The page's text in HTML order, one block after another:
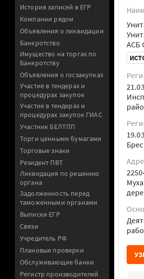
История записей в ЕГР
Компании рядом
Объявления о ликвидации
Банкротство
Имущество на торгах по
Банкротству
Объявления о госзакупках
Участие в тендерах и
процедурах закупок
Участие в тендерах и
процедурах закупок ГИАС
Участник БЕЛТПП
Торги ценными бумагами
Торговые знаки
Резидент ПВТ
Ликвидация по решению
органа
Задолженность перед
таможенными органами
Выписки ЕГР
Связи
Учредитель РФ
Плановые проверки
Обслуживающие банки
Регистр производителей
АСБ